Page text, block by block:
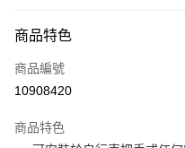
信用卡一次付款
信用卡分期付款
合作金庫商業銀行
超商取貨付款
商品特色
商品編號
10908420
商品特色